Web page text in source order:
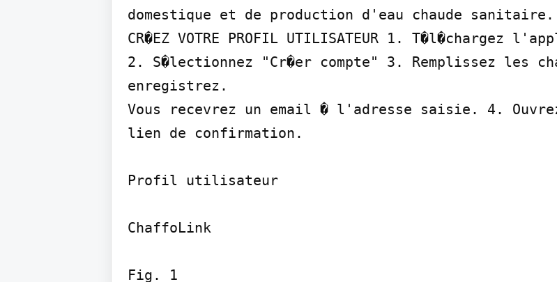
domestique et de production d'eau chaude sanitaire.
CR�EZ VOTRE PROFIL UTILISATEUR 1. T�l�chargez
2. S�lectionnez "Cr�er compte" 3. Remplissez les
enregistrez.
Vous recevrez un email � l'adresse saisie. 4.
lien de confirmation.
Profil utilisateur
ChaffoLink
Fig. 1